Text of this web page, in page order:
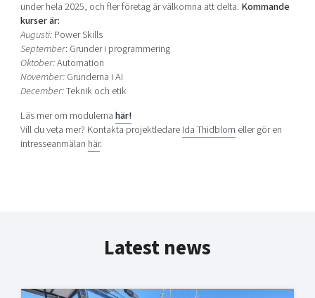
under hela 2025, och fler företag är välkomna att delta. Kommande
kurser är:
Augusti:Power Skills
September: Grunder i programmering
Oktober:Automation
November:Grunderna i AI
December:Teknik och etik
Läs mer om modulernahär!
Vill du veta mer? Kontakta projektledareIda Thidblom eller gör en
intresseanmälan här.
Latest news